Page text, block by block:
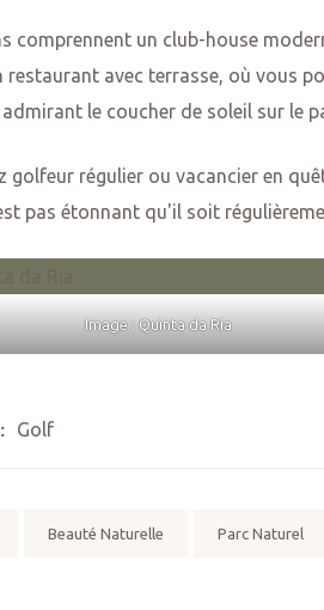
comprennent un club-house
restaurant avec terrasse, où vous
le coucher de soleil sur le
golfeur régulier ou vacancier en
pas étonnant qu'il soit
Image : Quinta da Ria
Golf
Beauté Naturelle Parc Naturel